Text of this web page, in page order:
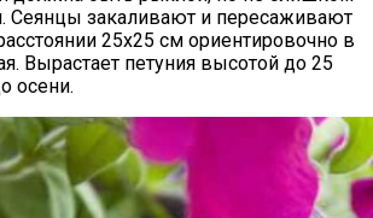
Сеянцы закаливают и пересаживают
25х25 см ориентировочно в
Вырастает петуния высотой до 25
осени.